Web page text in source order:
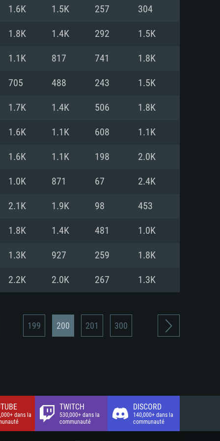
DirectX 11 ou plus et
1060 et plus, Radeon RX
Internet à haut débit
(client complet)
Vega II ou plus avec
Internet à haut débit
(client complet)
1060 avec les derniers
mois) / de même pour AMD
les derniers drivers de
(client complet)
1.6K 1.5K 257 304
1.8K 1.4K 292 1.5K
1.1K 817 741 1.8K
705 488 243 1.5K
1.7K 1.4K 506 1.8K
1.6K 1.1K 608 1.1K
1.6K 1.1K 198 2.0K
1.0K 871 67 2.4K
2.1K 1.9K 98 453
1.8K 1.4K 481 1.0K
1.3K 927 259 1.8K
2.2K 2.0K 267 1.3K
199 200 201 300
dans la
TWITCH
530,000+ dans la
communauté
DISCORD
140,000+ dans la
communauté